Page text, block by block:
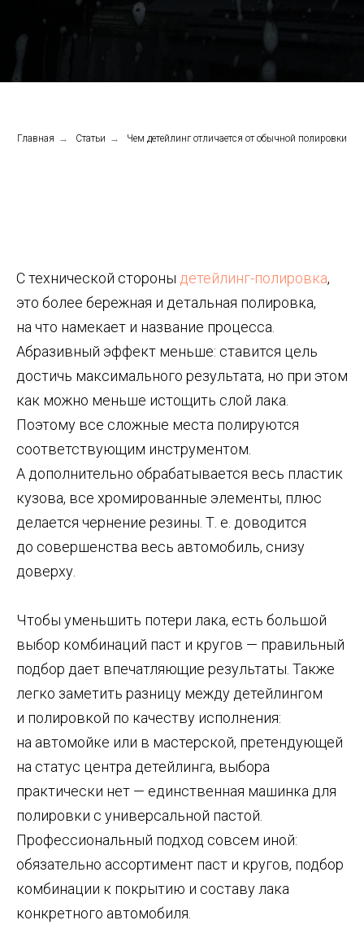
Главная → Статьи → Чем детейлинг отличается от обычной полировки
С технической стороны детейлинг-полировка,
это более бережная и детальная полировка,
на что намекает и название процесса.
Абразивный эффект меньше: ставится цель
достичь максимального результата, но при этом
как можно меньше истощить слой лака.
Поэтому все сложные места полируются
соответствующим инструментом.
А дополнительно обрабатывается весь пластик
кузова, все хромированные элементы, плюс
делается чернение резины. Т. е. доводится
до совершенства весь автомобиль, снизу
доверху.
Чтобы уменьшить потери лака, есть большой
выбор комбинаций паст и кругов — правильный
подбор дает впечатляющие результаты. Также
легко заметить разницу между детейлингом
и полировкой по качеству исполнения:
на автомойке или в мастерской, претендующей
на статус центра детейлинга, выбора
практически нет — единственная машинка для
полировки с универсальной пастой.
Профессиональный подход совсем иной:
обязательно ассортимент паст и кругов, подбор
комбинации к покрытию и составу лака
конкретного автомобиля.